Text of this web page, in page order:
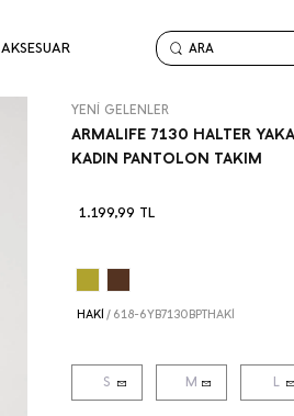
AKSESUAR ARA
YENİ GELENLER
ARMALIFE 7130 HALTER
KADIN PANTOLON TAKIM
1.199,99 TL
S M L
HAKİ/ 618-6YB7130BPTHAKİ